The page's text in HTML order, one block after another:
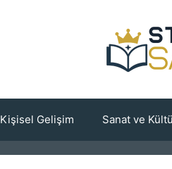
Kişisel Gelişim Sanat ve